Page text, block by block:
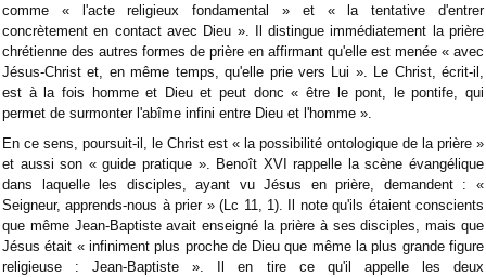
comme « l'acte religieux fondamental » et « la tentative d'entrer
concrètement en contact avec Dieu ». Il distingue immédiatement la prière
chrétienne des autres formes de prière en affirmant qu'elle est menée « avec
Jésus-Christ et, en même temps, qu'elle prie vers Lui ». Le Christ, écrit-il,
est à la fois homme et Dieu et peut donc « être le pont, le pontife, qui
permet de surmonter l'abîme infini entre Dieu et l'homme ».
En ce sens, poursuit-il, le Christ est « la possibilité ontologique de la prière »
et aussi son « guide pratique ». Benoît XVI rappelle la scène évangélique
dans laquelle les disciples, ayant vu Jésus en prière, demandent : «
Seigneur, apprends-nous à prier » (Lc 11, 1). Il note qu'ils étaient conscients
que même Jean-Baptiste avait enseigné la prière à ses disciples, mais que
Jésus était « infiniment plus proche de Dieu que même la plus grande figure
religieuse : Jean-Baptiste ». Il en tire ce qu'il appelle les deux